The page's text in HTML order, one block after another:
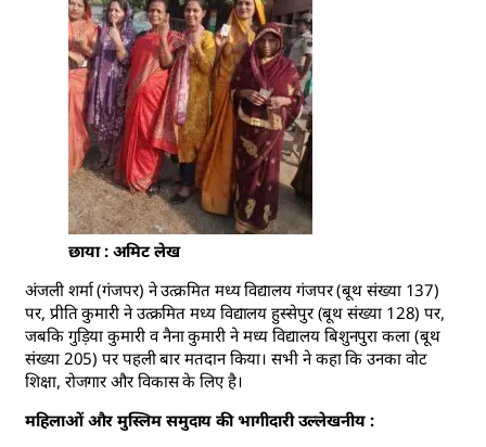
छाया : अमिट लेख
अंजली शर्मा (गंजपर) ने उत्क्रमित मध्य विद्यालय गंजपर (बूथ संख्या 137)
पर, प्रीति कुमारी ने उत्क्रमित मध्य विद्यालय हुस्सेपुर (बूथ संख्या 128) पर,
जबकि गुड़िया कुमारी व नैना कुमारी ने मध्य विद्यालय बिशुनपुरा कला (बूथ
संख्या 205) पर पहली बार मतदान किया। सभी ने कहा कि उनका वोट
शिक्षा, रोजगार और विकास के लिए है।
महिलाओं और मुस्लिम समुदाय की भागीदारी उल्लेखनीय :